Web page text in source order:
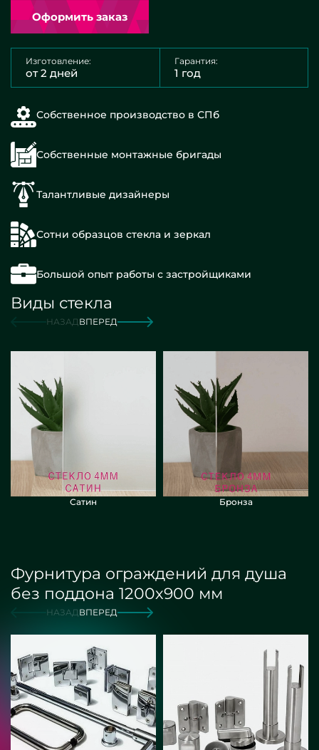
Оформить заказ
Изготовление:
от 2 дней
Гарантия:
1 год
Собственное производство в СПб
Собственные монтажные бригады
Талантливые дизайнеры
Сотни образцов стекла и зеркал
Большой опыт работы с застройщиками
Виды стекла
НАЗАДВПЕРЕД
Сатин Бронза
Фурнитура ограждений для душа
без поддона 1200х900 мм
НАЗАДВПЕРЕД